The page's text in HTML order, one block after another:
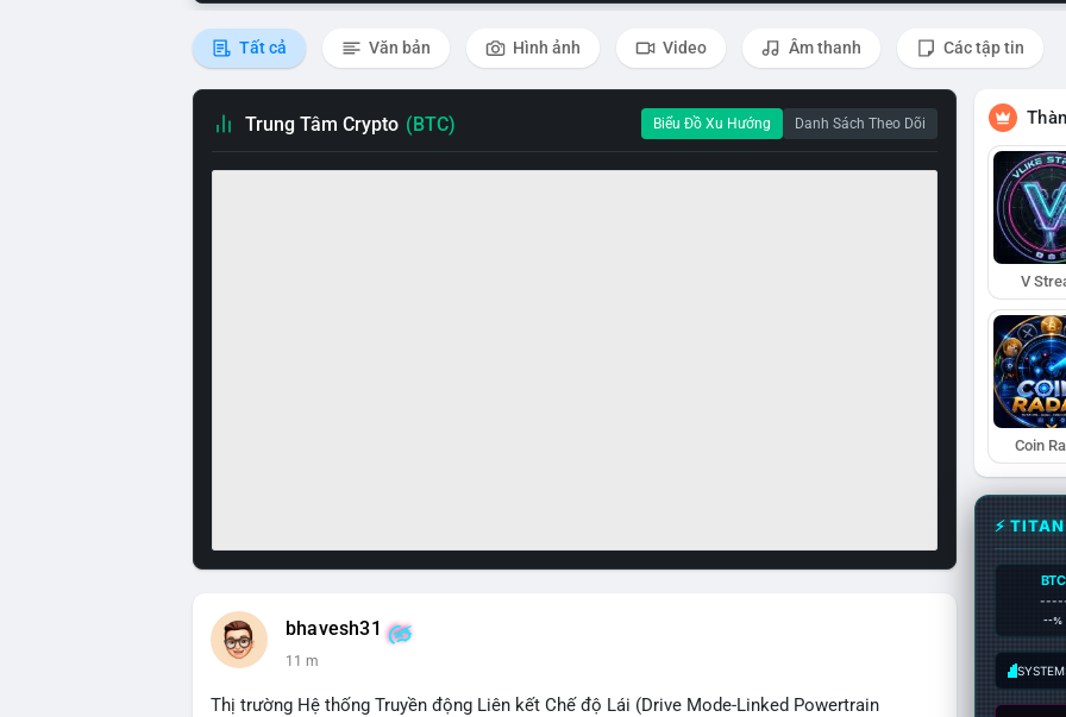
Tất cả Văn bản Hình ảnh Video Âm thanh Các tập tin
Trung Tâm Crypto (BTC) Biểu Đồ Xu Hướng Danh Sách Theo Dõi
bhavesh31
11 m
Thị trường Hệ thống Truyền động Liên kết Chế độ Lái (Drive Mode-Linked Powertrain
V
Coin
⚡
BTC
--%